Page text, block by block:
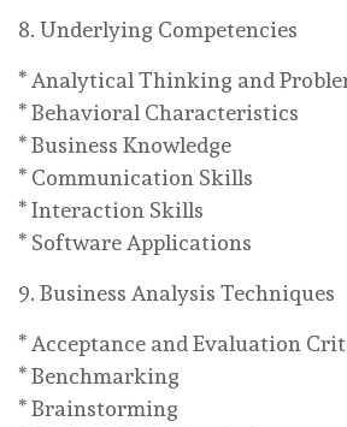
8. Underlying Competencies
* Analytical Thinking and
* Behavioral Characteristics
* Business Knowledge
* Communication Skills
* Interaction Skills
* Software Applications
9. Business Analysis Techniques
* Acceptance and Evaluation
* Benchmarking
* Brainstorming